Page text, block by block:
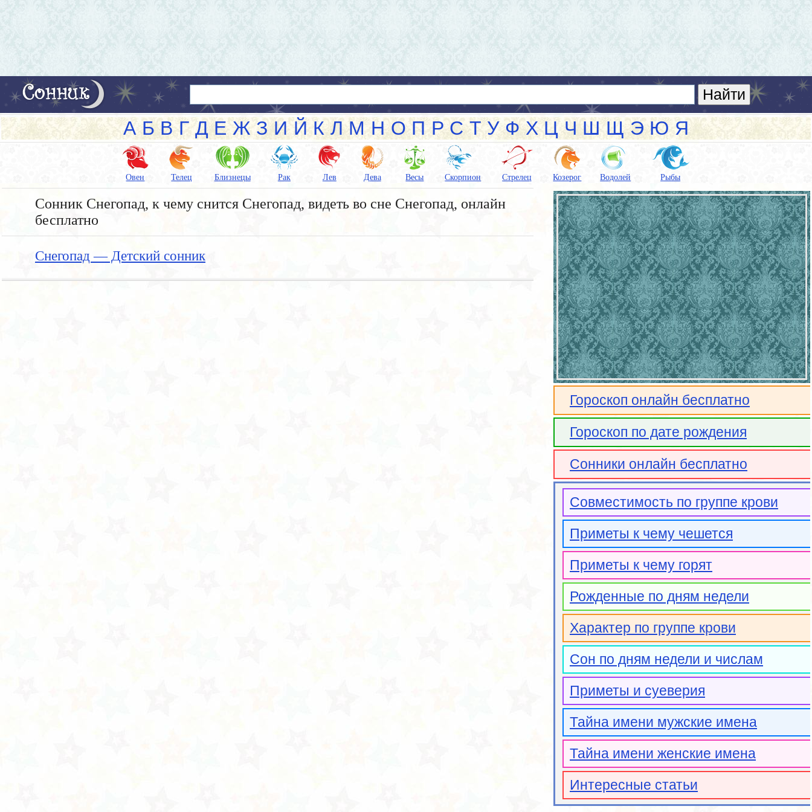
А Б В Г Д Е Ж З И Й К Л М Н О П Р С Т У Ф Х Ц Ч Ш Щ Э Ю Я
Овен Телец Близнецы Рак Лев Дева Весы Скорпион Стрелец Козерог Водолей Рыбы
Сонник Снегопад, к чему снится Снегопад, видеть во сне Снегопад, онлайн
бесплатно
Снегопад — Детский сонник
Гороскоп онлайн бесплатно
Гороскоп по дате рождения
Сонники онлайн бесплатно
Совместимость по группе крови
Приметы к чему чешется
Приметы к чему горят
Рожденные по дням недели
Характер по группе крови
Сон по дням недели и числам
Приметы и суеверия
Тайна имени мужские имена
Тайна имени женские имена
Интересные статьи